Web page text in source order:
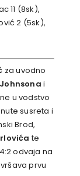
11 (8sk),
2 (5sk),
za uvodno
i
u vodstvo
susreta i
Brod,
te
odvaja na
prvu